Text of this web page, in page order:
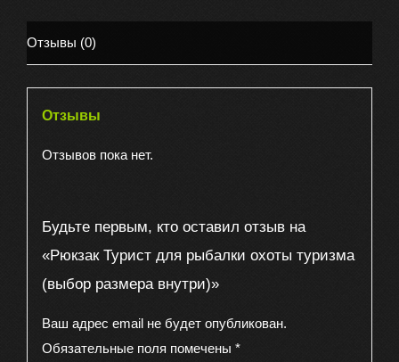
(выбор
Отзывы (0)
Отзывы
Отзывов пока нет.
Будьте первым, кто оставил отзыв на
«Рюкзак Турист для рыбалки охоты туризма
(выбор размера внутри)»
Ваш адрес email не будет опубликован.
Обязательные поля помечены *